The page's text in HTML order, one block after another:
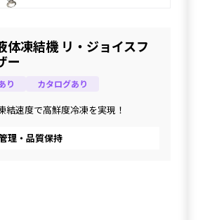
体凍結機 リ・ジョイスフ
ー
り カタログあり
結速度で高鮮度冷凍を実現！
理・品質保持